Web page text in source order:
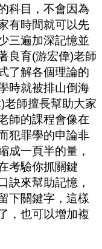
科目，不會因為
有時間就可以先
三遍加深記憶並
良育(游宏偉)老師
了解各個理論的
時就被排山倒海
)老師擅長幫助大家
師的課程會像在
犯罪學的申論非
成一頁半的量，
考驗你抓關鍵
訣來幫助記憶，
下關鍵字，這樣
，也可以增加複